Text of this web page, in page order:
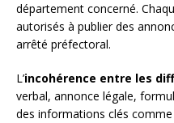
département concerné.
autorisés à publier des
arrêté préfectoral.
L’incohérence entre les
verbal, annonce légale,
des informations clés comme